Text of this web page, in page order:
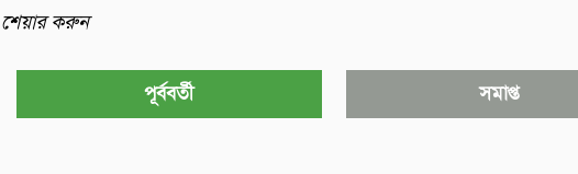
শেয়ার করুন
পূর্ববর্তী সমাপ্ত